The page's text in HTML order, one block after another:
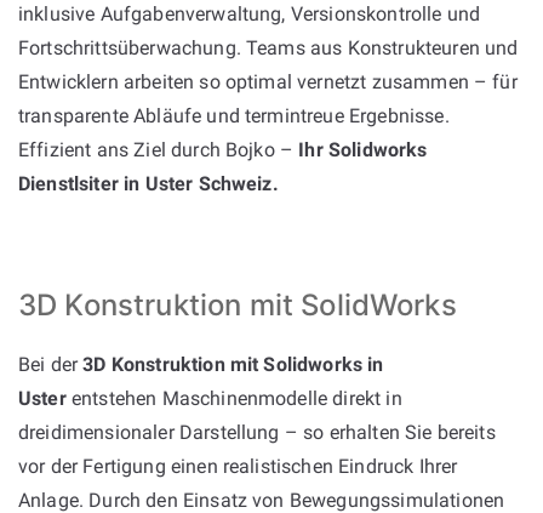
inklusive Aufgabenverwaltung, Versionskontrolle und
Fortschrittsüberwachung. Teams aus Konstrukteuren und
Entwicklern arbeiten so optimal vernetzt zusammen – für
transparente Abläufe und termintreue Ergebnisse.
Effizient ans Ziel durch Bojko – Ihr Solidworks
Dienstlsiter in Uster Schweiz.
3D Konstruktion mit SolidWorks
Bei der3D Konstruktion mit Solidworks in
Usterentstehen Maschinenmodelle direkt in
dreidimensionaler Darstellung – so erhalten Sie bereits
vor der Fertigung einen realistischen Eindruck Ihrer
Anlage. Durch den Einsatz von Bewegungssimulationen